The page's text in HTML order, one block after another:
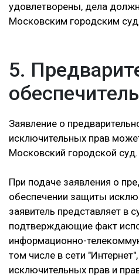
удовлетворены, дела
Московским городским
5.
Заявление о
исключительных прав
Московский городской суд.
При подаче заявления о
обеспечении защиты
заявитель представляет в
подтверждающие факт
информационно-
том числе в сети
исключительных прав и